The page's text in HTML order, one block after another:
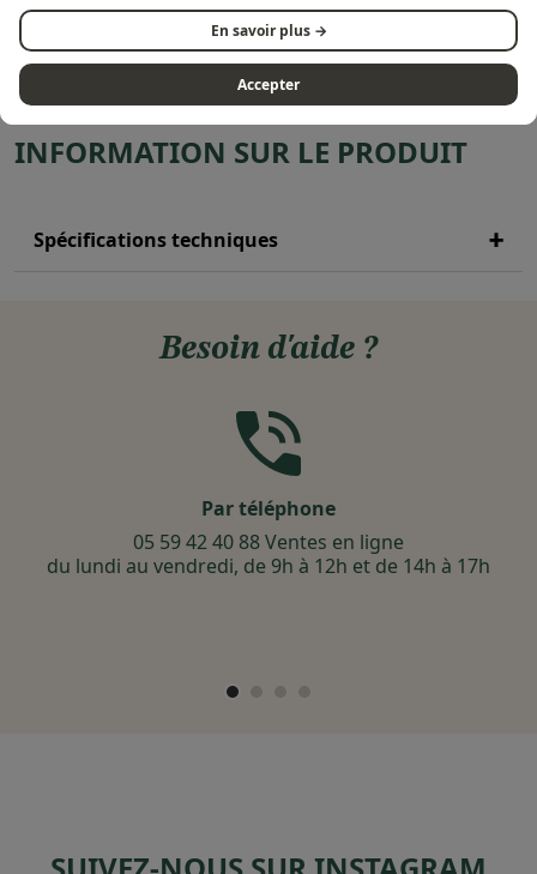
465,83 € 574,17 €
INFORMATION SUR LE PRODUIT
Spécifications techniques
Besoin d'aide ?
Par téléphone
05 59 42 40 88 Ventes en ligne
du lundi au vendredi, de 9h à 12h et de 14h à 17h
En savoir plus →
Accepter